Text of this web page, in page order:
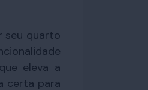
seu quarto
eleva a
certa para